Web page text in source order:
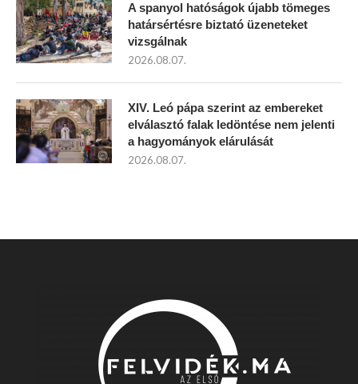
A spanyol hatóságok újabb tömeges
határsértésre biztató üzeneteket
vizsgálnak
2026.08.07.
XIV. Leó pápa szerint az embereket
elválasztó falak ledöntése nem jelenti
a hagyományok elárulását
2026.08.07.